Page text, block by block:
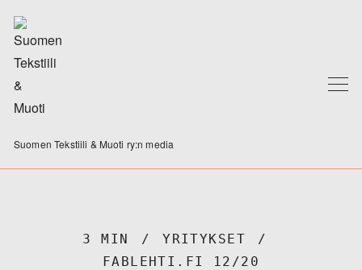
Suomen Tekstiili & Muoti ry:n media
3 MIN
YRITYKSET
FABLEHTI.FI 12/20